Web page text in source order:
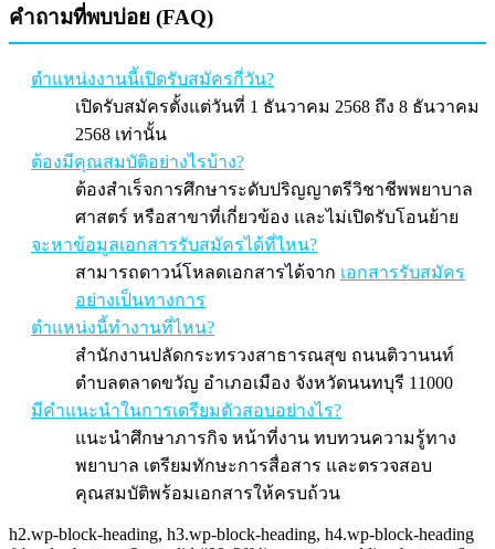
คำถามที่พบบ่อย (FAQ)
ตำแหน่งงานนี้เปิดรับสมัครกี่วัน?
เปิดรับสมัครตั้งแต่วันที่ 1 ธันวาคม 2568 ถึง 8 ธันวาคม
2568 เท่านั้น
ต้องมีคุณสมบัติอย่างไรบ้าง?
ต้องสำเร็จการศึกษาระดับปริญญาตรีวิชาชีพพยาบาล
ศาสตร์ หรือสาขาที่เกี่ยวข้อง และไม่เปิดรับโอนย้าย
จะหาข้อมูลเอกสารรับสมัครได้ที่ไหน?
สามารถดาวน์โหลดเอกสารได้จาก เอกสารรับสมัคร
อย่างเป็นทางการ
ตำแหน่งนี้ทำงานที่ไหน?
สำนักงานปลัดกระทรวงสาธารณสุข ถนนติวานนท์
ตำบลตลาดขวัญ อำเภอเมือง จังหวัดนนทบุรี 11000
มีคำแนะนำในการเตรียมตัวสอบอย่างไร?
แนะนำศึกษาภารกิจ หน้าที่งาน ทบทวนความรู้ทาง
พยาบาล เตรียมทักษะการสื่อสาร และตรวจสอบ
คุณสมบัติพร้อมเอกสารให้ครบถ้วน
h2.wp-block-heading, h3.wp-block-heading, h4.wp-block-heading